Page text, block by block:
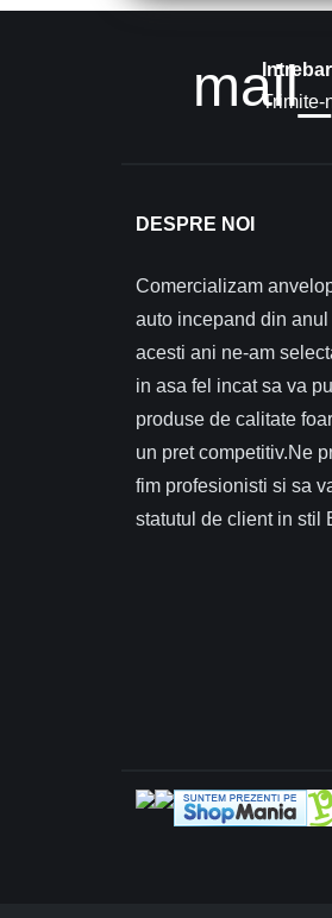
Trimite-
DESPRE NOI
Comercializam
auto incepand din anul
acesti ani ne-am
in asa fel incat sa va
produse de calitate
un pret competitiv.Ne
fim profesionisti si sa
statutul de client in stil